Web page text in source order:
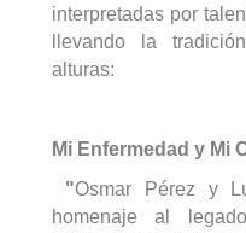
interpretadas por
llevando la
alturas:
Mi Enfermedad y Mi
"Osmar Pérez y
homenaje al